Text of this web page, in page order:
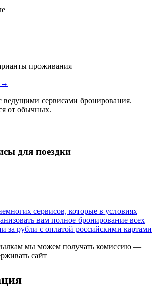
проживания
→
сервисами бронирования.
от обычных.
для поездки
сервисов, которые в условиях
вам полное бронирование всех
за рубли с оплатой российскими картами
мы можем получать комиссию —
сайт